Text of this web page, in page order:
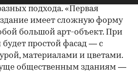
подхода. «Первая
имеет сложную форму
большой арт-объект. При
простой фасад — с
материалами и цветами.
общественным зданиям —